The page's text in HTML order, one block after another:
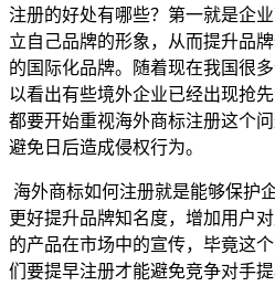
注册的好处有哪些？第一就是企
立自己品牌的形象，从而提升品
的国际化品牌。随着现在我国很
以看出有些境外企业已经出现抢
都要开始重视海外商标注册这个
避免日后造成侵权行为。
海外商标如何注册就是能够保护
更好提升品牌知名度，增加用户
的产品在市场中的宣传，毕竟这
们要提早注册才能避免竞争对手